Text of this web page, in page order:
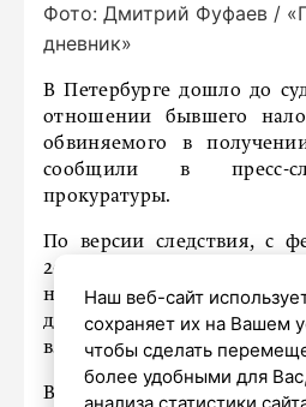
Фото: Дмитрий Фуфаев /
дневник»
В Петербурге дошло до
отношении бывшего
обвиняемого в
сообщили в пресс-
прокуратуры.
По версии следствия, с
2023 года обвиняемый,
налогового инспектора
документов МИФНС
взятку в размере более 1,7
Взяткодатель хотел
Наш веб-сайт
сохраняет их на Вашем
чтобы сделать
более удобными для